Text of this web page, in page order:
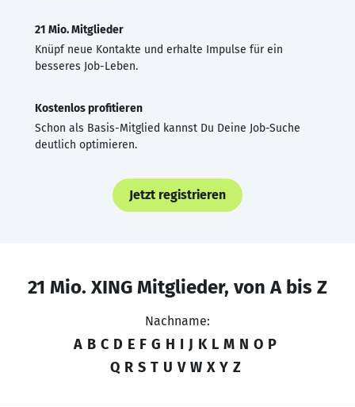
21 Mio. Mitglieder
Knüpf neue Kontakte und erhalte Impulse für ein
besseres Job-Leben.
Kostenlos profitieren
Schon als Basis-Mitglied kannst Du Deine Job-Suche
deutlich optimieren.
Jetzt registrieren
21 Mio. XING Mitglieder, von A bis Z
Nachname:
A B C D E F G H I J K L M N O P
Q R S T U V W X Y Z